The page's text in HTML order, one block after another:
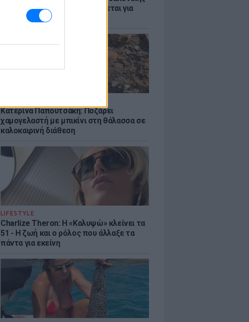
προς Καλαμαριά - Τι προβλέπεται για
εισιτήρια
Κατερίνα Παπουτσάκη: Ποζάρει
χαμογελαστή με μπικίνι στη θάλασσα σε
καλοκαιρινή διάθεση
LIFESTYLE
Charlize Theron: Η «Καλυψώ» κλείνει τα
51 - H ζωή και ο ρόλος που άλλαξε τα
πάντα για εκείνη